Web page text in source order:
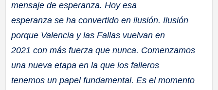
mensaje de esperanza. Hoy esa
esperanza se ha convertido en ilusión. Ilusión
porque Valencia y las Fallas vuelvan en
2021 con más fuerza que nunca. Comenzamos
una nueva etapa en la que los falleros
tenemos un papel fundamental. Es el momento